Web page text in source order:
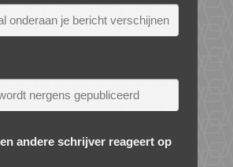
andere schrijver reageert op